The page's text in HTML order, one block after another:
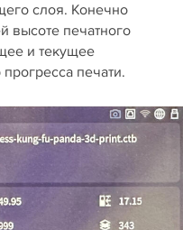
слоя. Конечно
высоте печатного
и текущее
печати.